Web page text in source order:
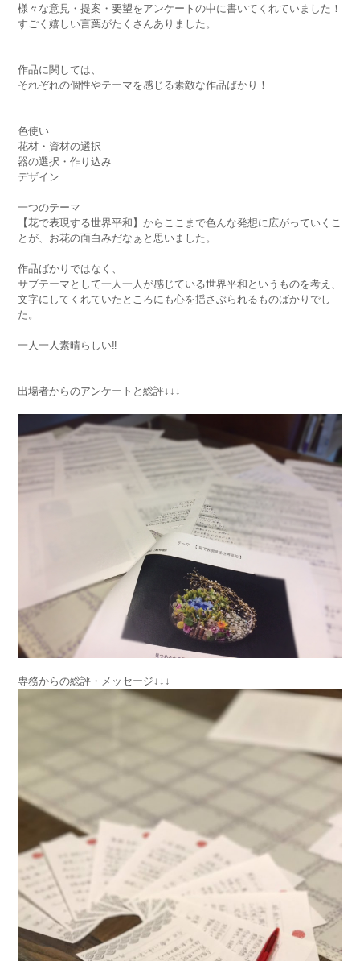
様々な意見・提案・要望をアンケートの中に書いてくれていました！
すごく嬉しい言葉がたくさんありました。
作品に関しては、
それぞれの個性やテーマを感じる素敵な作品ばかり！
色使い
花材・資材の選択
器の選択・作り込み
デザイン
一つのテーマ
【花で表現する世界平和】からここまで色んな発想に広がっていくこ
とが、お花の面白みだなぁと思いました。
作品ばかりではなく、
サブテーマとして一人一人が感じている世界平和というものを考え、
文字にしてくれていたところにも心を揺さぶられるものばかりでし
た。
一人一人素晴らしい‼️
出場者からのアンケートと総評↓↓↓
専務からの総評・メッセージ↓↓↓